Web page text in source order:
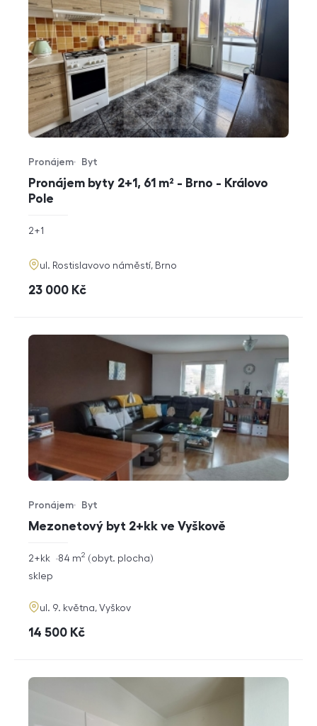
Pronájem byty 2+1, 61 m² - Brno - Královo
Pole
Typ nabídky
Pronájem
Typ nemovitosti
Byt
rozměry
dispozice
2+1
adresa
ul. Rostislavovo náměstí, Brno
cena
23 000 Kč
Mezonetový byt 2+kk ve Vyškově
Typ nabídky
Pronájem
Typ nemovitosti
Byt
rozměry
dispozice
2+kk obyt. plocha
84 m2
funkce
sklep
adresa
ul. 9. května, Vyškov
cena
14 500 Kč